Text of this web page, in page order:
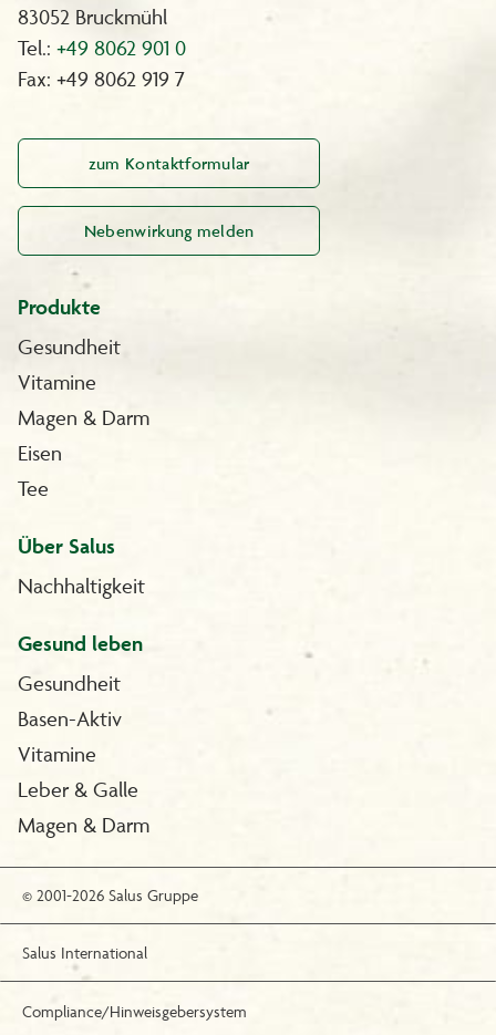
83052 Bruckmühl
Tel.: +49 8062 901 0
Fax: +49 8062 919 7
zum Kontaktformular
Nebenwirkung melden
Produkte
Gesundheit
Vitamine
Magen & Darm
Eisen
Tee
Über Salus
Nachhaltigkeit
Gesund leben
Gesundheit
Basen-Aktiv
Vitamine
Leber & Galle
Magen & Darm
© 2001-2026 Salus Gruppe
Salus International
Compliance/Hinweisgebersystem